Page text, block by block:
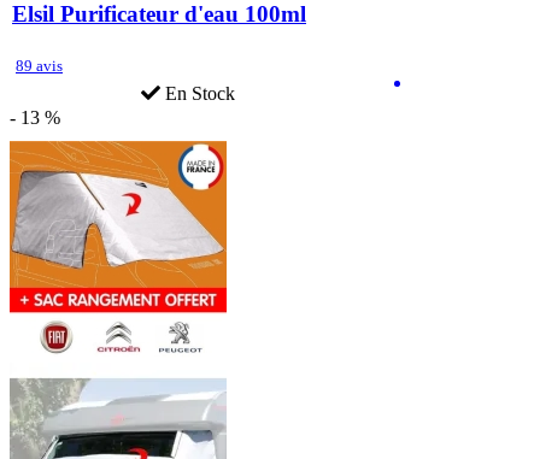
Elsil Purificateur d'eau 100ml
89 avis
En Stock
- 13 %